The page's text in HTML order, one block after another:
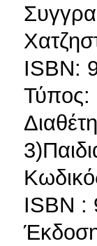
ISBN:
Τύπος:
ISBN :